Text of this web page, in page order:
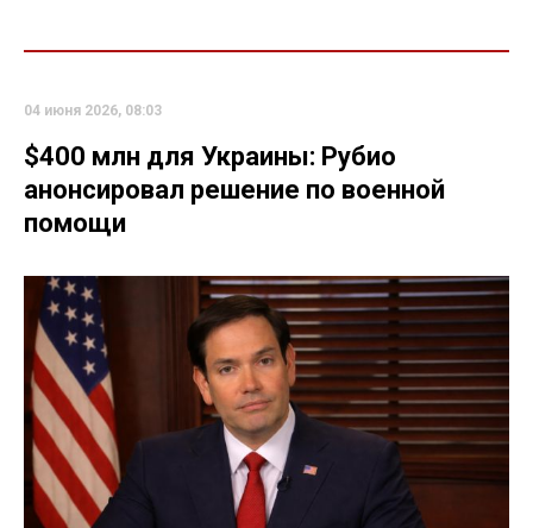
04 июня 2026, 08:03
$400 млн для Украины: Рубио
анонсировал решение по военной
помощи